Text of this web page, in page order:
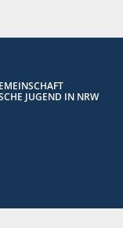
JUGEND IN NRW